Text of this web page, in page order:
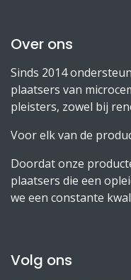
Over ons
Sinds 2014
plaatsers van
pleisters, zowel bij
Voor elk van de
Doordat onze
plaatsers die een
we een constante
Volg ons